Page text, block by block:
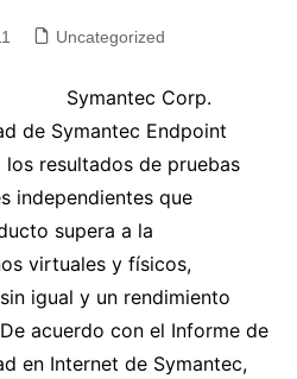
Uncategorized
Symantec Corp.
de Symantec Endpoint
resultados de pruebas
independientes que
supera a la
virtuales y físicos,
igual y un rendimiento
acuerdo con el Informe de
en Internet de Symantec,